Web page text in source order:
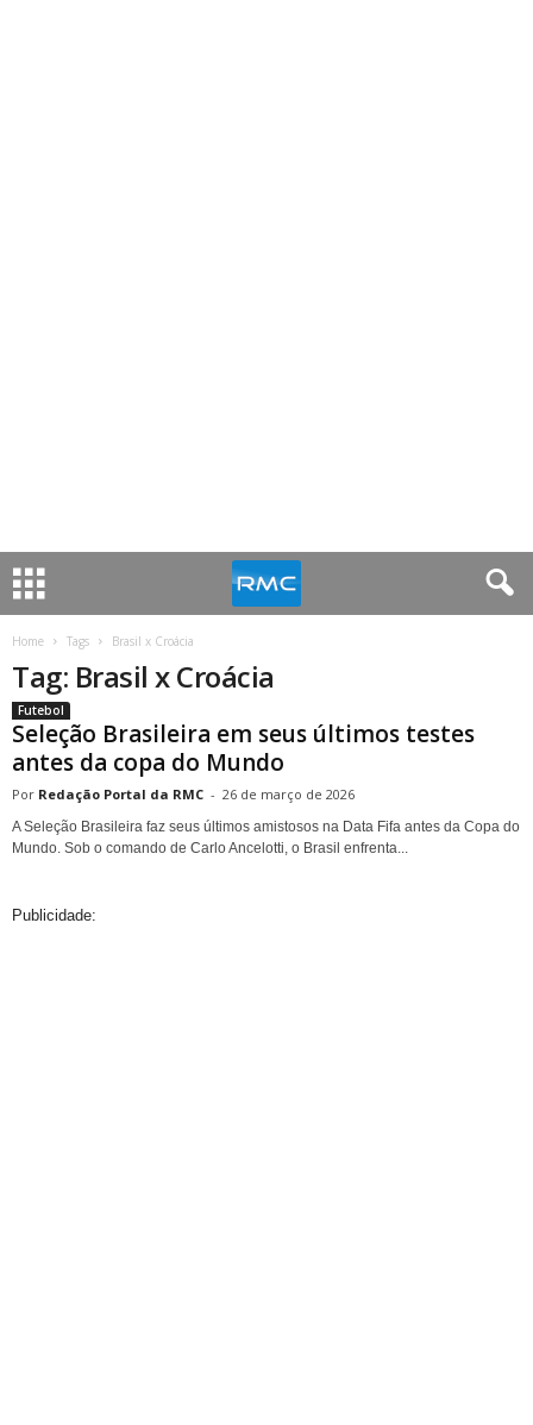
Home Tags Brasil x Croácia
Tag: Brasil x Croácia
Futebol
Seleção Brasileira em seus últimos testes
antes da copa do Mundo
Redação Portal da RMC - 26 de março de 2026
A Seleção Brasileira faz seus últimos amistosos na Data Fifa antes da Copa do
Mundo. Sob o comando de Carlo Ancelotti, o Brasil enfrenta...
Publicidade: